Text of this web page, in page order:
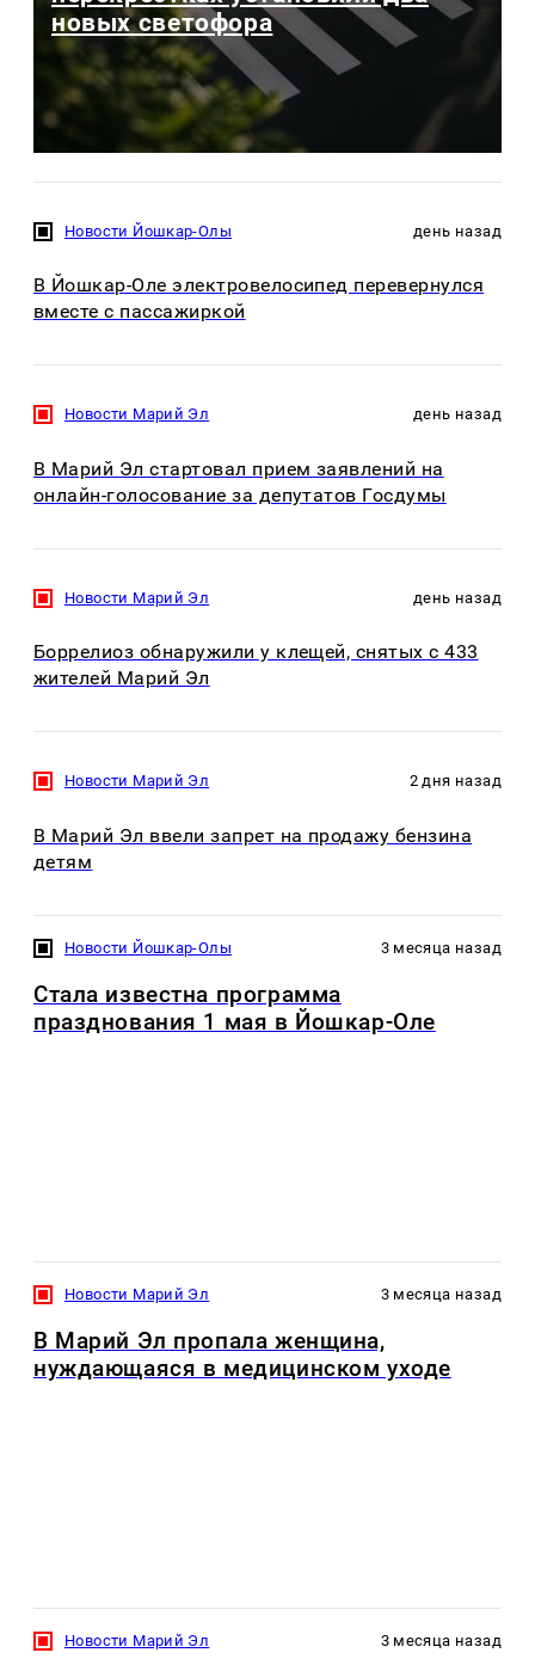
новых светофора
Новости Йошкар-Олы день назад
В Йошкар-Оле электровелосипед перевернулся
вместе с пассажиркой
Новости Марий Эл день назад
В Марий Эл стартовал прием заявлений на
онлайн-голосование за депутатов Госдумы
Новости Марий Эл день назад
Боррелиоз обнаружили у клещей, снятых с 433
жителей Марий Эл
Новости Марий Эл 2 дня назад
В Марий Эл ввели запрет на продажу бензина
детям
Новости Йошкар-Олы 3 месяца назад
Стала известна программа
празднования 1 мая в Йошкар-Оле
Новости Марий Эл 3 месяца назад
В Марий Эл пропала женщина,
нуждающаяся в медицинском уходе
Новости Марий Эл 3 месяца назад